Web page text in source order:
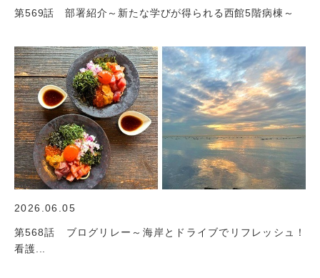
第569話 部署紹介～新たな学びが得られる西館5階病棟～
2026.06.05
第568話 ブログリレー～海岸とドライブでリフレッシュ！
看護...